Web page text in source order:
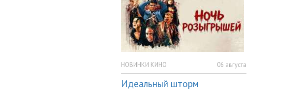
НОВИНКИ КИНО 06 августа
Идеальный шторм